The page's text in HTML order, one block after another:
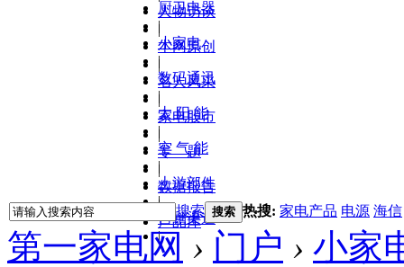
人物访谈
|
本网原创
|
名人风采
|
家电股市
|
专 题
|
数据报告
|
产品库
厨卫电器
|
小家电
|
数码通讯
|
太 阳 能
|
空 气 能
|
上游部件
|
营销渠道
|
搜索 搜索 热搜: 家电产品 电源 海信
第一家电网 › 门户 › 小家